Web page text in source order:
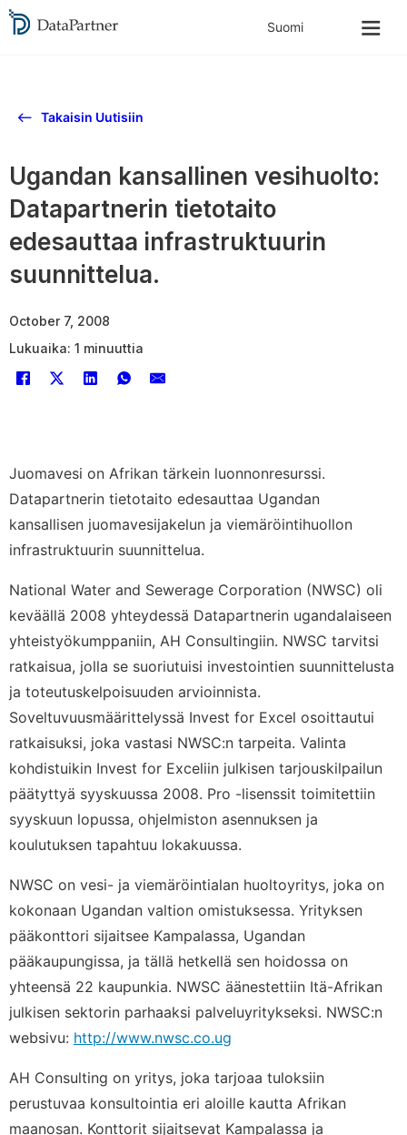
Takaisin Uutisiin
Ugandan kansallinen vesihuolto:
Datapartnerin tietotaito
edesauttaa infrastruktuurin
suunnittelua.
October 7, 2008
Lukuaika: 1 minuuttia
Juomavesi on Afrikan tärkein luonnonresurssi.
Datapartnerin tietotaito edesauttaa Ugandan
kansallisen juomavesijakelun ja viemäröintihuollon
infrastruktuurin suunnittelua.
National Water and Sewerage Corporation (NWSC) oli
keväällä 2008 yhteydessä Datapartnerin ugandalaiseen
yhteistyökumppaniin, AH Consultingiin. NWSC tarvitsi
ratkaisua, jolla se suoriutuisi investointien suunnittelusta
ja toteutuskelpoisuuden arvioinnista.
Soveltuvuusmäärittelyssä Invest for Excel osoittautui
ratkaisuksi, joka vastasi NWSC:n tarpeita. Valinta
kohdistuikin Invest for Exceliin julkisen tarjouskilpailun
päätyttyä syyskuussa 2008. Pro -lisenssit toimitettiin
syyskuun lopussa, ohjelmiston asennuksen ja
koulutuksen tapahtuu lokakuussa.
NWSC on vesi- ja viemäröintialan huoltoyritys, joka on
kokonaan Ugandan valtion omistuksessa. Yrityksen
pääkonttori sijaitsee Kampalassa, Ugandan
pääkaupungissa, ja tällä hetkellä sen hoidossa on
yhteensä 22 kaupunkia. NWSC äänestettiin Itä-Afrikan
julkisen sektorin parhaaksi palveluyritykseksi. NWSC:n
websivu: http://www.nwsc.co.ug
AH Consulting on yritys, joka tarjoaa tuloksiin
perustuvaa konsultointia eri aloille kautta Afrikan
maanosan. Konttorit sijaitsevat Kampalassa ja